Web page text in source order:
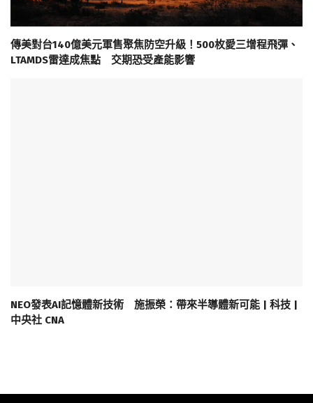
傳美對台140億美元軍售聚焦防空升級！500枚愛三增程飛彈、
LTAMDS雷達成焦點 交期恐受產能影響
NEO發表AI記憶體新技術 施振榮：帶來半導體新可能 | 科技 |
中央社 CNA